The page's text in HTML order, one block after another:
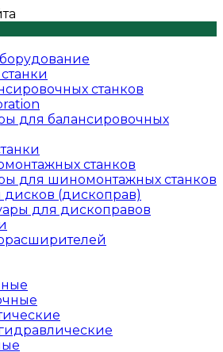
станков
для балансировочных
станков
для шиномонтажных станков
дисков (дископрав)
для дископравов